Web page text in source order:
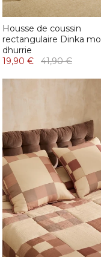
Housse de coussin
rectangulaire Dinka
dhurrie
19,90 €
41,90 €